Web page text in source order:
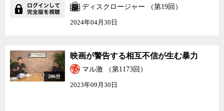
ディスクロージャー （第19回）
2024年04月30日
206分
映画が警告する相互不信が生む暴力
マル激 （第1173回）
2023年09月30日